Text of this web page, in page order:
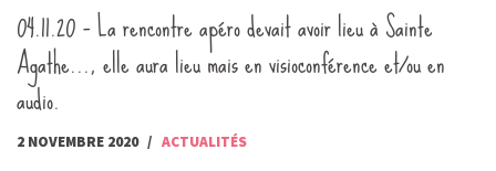
04.11.20 – La rencontre apéro devait avoir lieu à Sainte
Agathe…, elle aura lieu mais en visioconférence et/ou en
audio.
2 NOVEMBRE 2020 ACTUALITÉS